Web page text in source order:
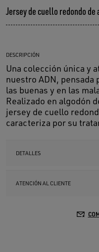
Jersey de cuello redondo
DESCRIPCIÓN
Una colección única y
nuestro ADN, pensada
las buenas y en las
Realizado en algodón
jersey de cuello
caracteriza por su
DETALLES
ATENCIÓN AL CLIENTE